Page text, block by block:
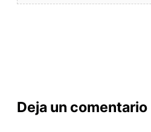
Deja un comentario